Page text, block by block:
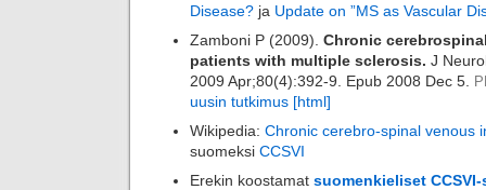
Disease? ja Update on ”MS as Vascular
Zamboni P (2009). Chronic
patients with multiple sclerosis. J
2009 Apr;80(4):392-9. Epub 2008 Dec 5.
uusin tutkimus [html]
Wikipedia: Chronic cerebro-spinal venous
suomeksi CCSVI
Erekin koostamat suomenkieliset